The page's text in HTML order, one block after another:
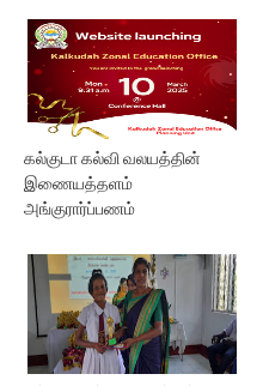
கல்குடா கல்வி வலயத்தின்
இணையத்தளம்
அங்குரார்ப்பணம்